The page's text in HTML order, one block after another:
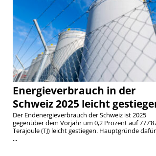
Energieverbrauch in der
Schweiz 2025 leicht
Der Endenergieverbrauch der Schweiz ist 2025
gegenüber dem Vorjahr um 0,2 Prozent auf
Terajoule (TJ) leicht gestiegen. Hauptgründe
...